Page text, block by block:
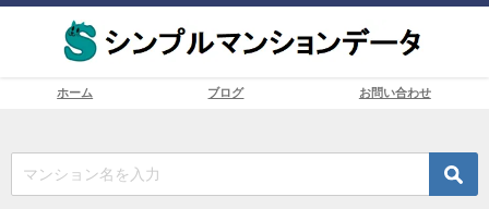
ホーム ブログ お問い合わせ